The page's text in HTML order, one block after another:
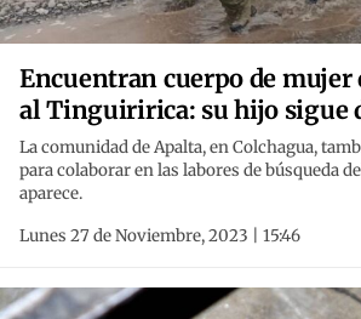
Encuentran cuerpo de mujer
al Tinguiririca: su hijo sigue
La comunidad de Apalta, en Colchagua,
para colaborar en las labores de búsqueda
aparece.
Lunes 27 de Noviembre, 2023 | 15:46